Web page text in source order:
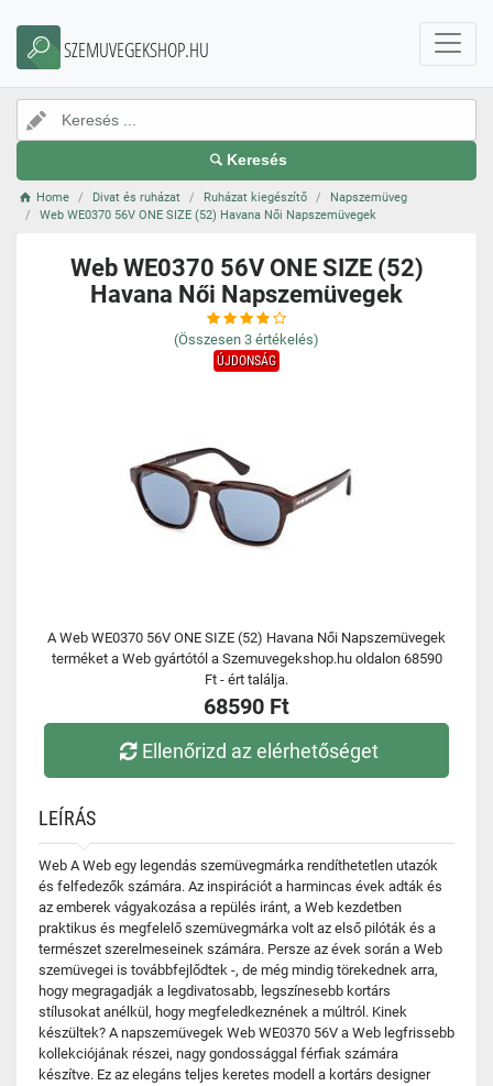
SZEMUVEGEKSHOP.HU
Keresés
Home Divat és ruházat Ruházat kiegészítő
Napszemüveg
Web WE0370 56V ONE SIZE (52) Havana Női Napszemüvegek
Web WE0370 56V ONE SIZE (52)
Havana Női Napszemüvegek
(Összesen 3 értékelés)
ÚJDONSÁG
A Web WE0370 56V ONE SIZE (52) Havana Női Napszemüvegek
terméket a Web gyártótól a Szemuvegekshop.hu oldalon 68590
Ft - ért találja.
68590 Ft
Ellenőrizd az elérhetőséget
LEÍRÁS
Web A Web egy legendás szemüvegmárka rendíthetetlen utazók
és felfedezők számára. Az inspirációt a harmincas évek adták és
az emberek vágyakozása a repülés iránt, a Web kezdetben
praktikus és megfelelő szemüvegmárka volt az első pilóták és a
természet szerelmeseinek számára. Persze az évek során a Web
szemüvegei is továbbfejlődtek -, de még mindig törekednek arra,
hogy megragadják a legdivatosabb, legszínesebb kortárs
stílusokat anélkül, hogy megfeledkeznének a múltról. Kinek
készültek? A napszemüvegek Web WE0370 56V a Web legfrissebb
kollekciójának részei, nagy gondossággal férfiak számára
készítve. Ez az elegáns teljes keretes modell a kortárs designer